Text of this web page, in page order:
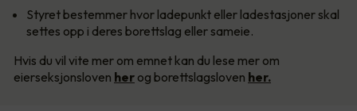
Styret bestemmer hvor ladepunkt eller ladestasjoner skal
settes opp i deres borettslag eller sameie.
Hvis du vil vite mer om emnet kan du lese mer om
eierseksjonsloven her og borettslagsloven her.